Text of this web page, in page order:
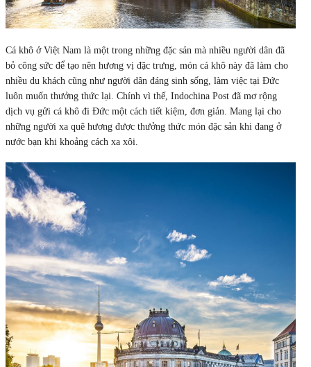
Cá khô ở Việt Nam là một trong những đặc sản mà nhiều người dân đã
bỏ công sức để tạo nên hương vị đặc trưng, món cá khô này đã làm cho
nhiều du khách cũng như người dân đáng sinh sống, làm việc tại Đức
luôn muốn thưởng thức lại. Chính vì thế, Indochina Post đã mơ rộng
dịch vụ gửi cá khô đi Đức một cách tiết kiệm, đơn giản. Mang lại cho
những người xa quê hương được thưởng thức món đặc sản khi đang ở
nước bạn khi khoảng cách xa xôi.